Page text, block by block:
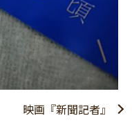
映画『新聞記者』